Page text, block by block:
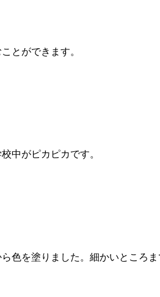
とができます。
中がピカピカです。
色を塗りました。細かいところ